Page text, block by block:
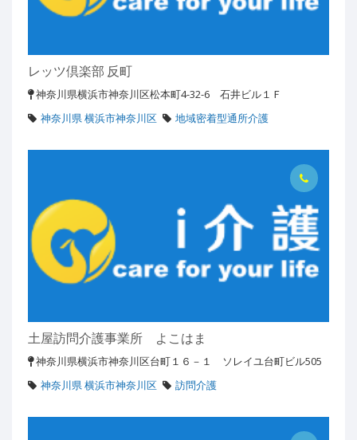
レッツ倶楽部 反町
神奈川県横浜市神奈川区松本町4-32-6 石井ビル１Ｆ
神奈川県 横浜市神奈川区
地域密着型通所介護
土屋訪問介護事業所 よこはま
神奈川県横浜市神奈川区台町１６－１ ソレイユ台町ビル505
神奈川県 横浜市神奈川区
訪問介護